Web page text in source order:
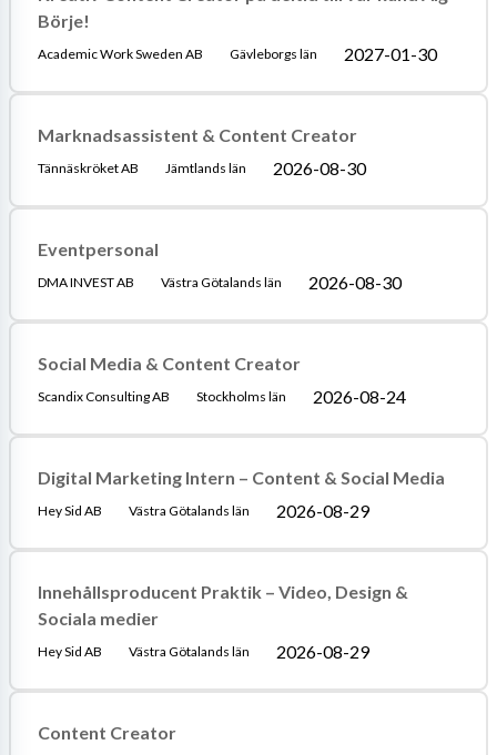
Börje!
Academic Work Sweden AB Gävleborgs län 2027-01-30
Marknadsassistent & Content Creator
Tännäskröket AB Jämtlands län 2026-08-30
Eventpersonal
DMA INVEST AB Västra Götalands län 2026-08-30
Social Media & Content Creator
Scandix Consulting AB Stockholms län 2026-08-24
Digital Marketing Intern – Content & Social Media
Hey Sid AB Västra Götalands län 2026-08-29
Innehållsproducent Praktik – Video, Design &
Sociala medier
Hey Sid AB Västra Götalands län 2026-08-29
Content Creator